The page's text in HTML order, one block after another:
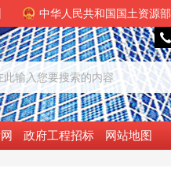
中华人民共和国国土资源部

政府工程招标 网站地图